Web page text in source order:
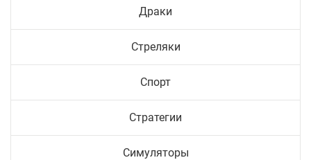
Драки
Стреляки
Спорт
Стратегии
Симуляторы